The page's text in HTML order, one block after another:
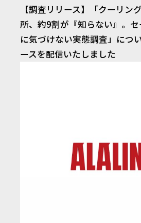
【調査リリース】「クーリン
所、約9割が『知らない』。
に気づけない実態調査」につ
ースを配信いたしました